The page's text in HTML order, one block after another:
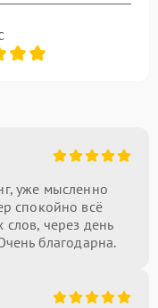
уже мысленно
спокойно всё
через день
благодарна.